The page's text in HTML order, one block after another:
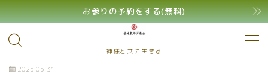
お参りの予約をする(無料)
神様と共に生きる
MENU
2025.05.31